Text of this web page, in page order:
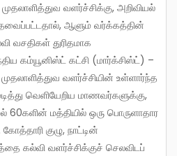
ஆளும் வர்க்கத்தின்
வசதிகள் துரிதமாக
கம்யூனிஸ்ட் கட்சி (மார்க்சிஸ்ட்) –
வளர்ச்சியின் உள்ளார்ந்த
வெளியேறிய மாணவர்களுக்கு,
60களின் மத்தியில் ஒரு பொருளாதார
குழு, நாட்டின்
கல்வி வளர்ச்சிக்குச் செலவிடப்